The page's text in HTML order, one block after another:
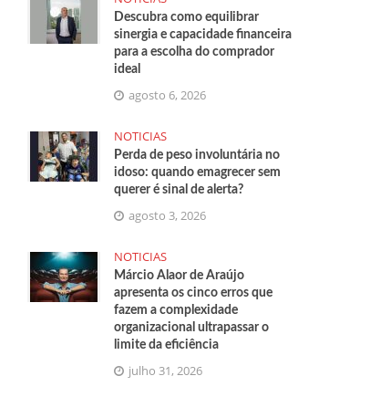
Descubra como equilibrar
sinergia e capacidade financeira
para a escolha do comprador
ideal
agosto 6, 2026
NOTICIAS
Perda de peso involuntária no
idoso: quando emagrecer sem
querer é sinal de alerta?
agosto 3, 2026
NOTICIAS
Márcio Alaor de Araújo
apresenta os cinco erros que
fazem a complexidade
organizacional ultrapassar o
limite da eficiência
julho 31, 2026